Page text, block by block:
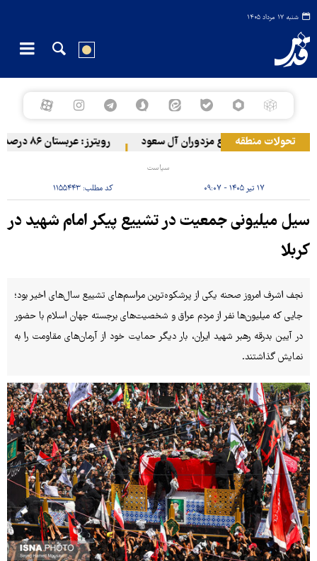
شنبه ۱۷ مرداد ۱۴۰۵
تحولات منطقه
به مواضع مزدوران آل سعود رویترز: عربستان ۸۶ درصد از موشک‌های پاتریوت خود را استفاده کرده است
سیاست
۱۷ تیر ۱۴۰۵ - ۰۹:۰۷ کد مطلب:۱۱۵۵۴۴۳
سیل میلیونی جمعیت در تشییع پیکر امام شهید در
کربلا
نجف اشرف امروز صحنه یکی از پرشکوه‌ترین مراسم‌های تشییع سال‌های اخیر بود؛
جایی که میلیون‌ها نفر از مردم عراق و شخصیت‌های برجسته جهان اسلام با حضور
در آیین بدرقه رهبر شهید ایران، بار دیگر حمایت خود از آرمان‌های مقاومت را به
نمایش گذاشتند.